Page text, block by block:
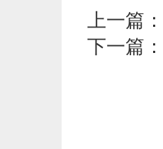
上一篇：
下一篇：